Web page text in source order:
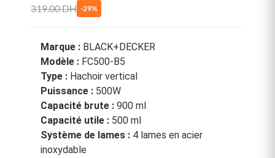
319.00 DH -29%
Marque : BLACK+DECKER
Modèle : FC500-B5
Type : Hachoir vertical
Puissance : 500W
Capacité brute : 900 ml
Capacité utile : 500 ml
Système de lames : 4 lames en acier
inoxydable